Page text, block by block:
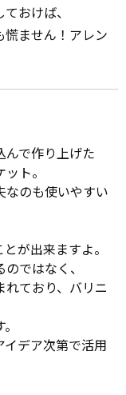
おけば、
ません！アレン
んで作り上げた
ト。
なのも使いやすい
が出来ますよ。
ではなく、
ており、バリニ
デア次第で活用